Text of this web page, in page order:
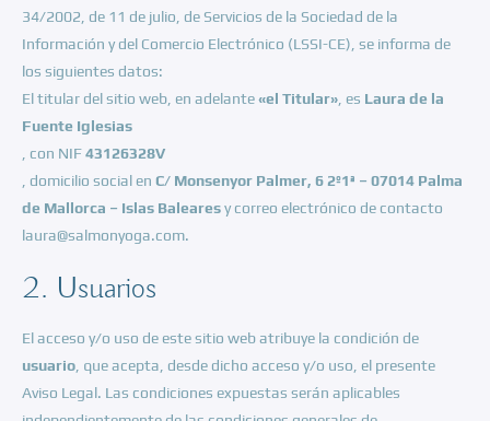
34/2002, de 11 de julio, de Servicios de la Sociedad de la
Información y del Comercio Electrónico (LSSI-CE), se informa de
los siguientes datos:
El titular del sitio web, en adelante«el Titular», es Laura de la
Fuente Iglesias
, con NIF43126328V
, domicilio social en C/ Monsenyor Palmer, 6 2º1ª – 07014 Palma
de Mallorca – Islas Balearesy correo electrónico de contacto
laura@salmonyoga.com.
2. Usuarios
El acceso y/o uso de este sitio web atribuye la condición de
usuario, que acepta, desde dicho acceso y/o uso, el presente
Aviso Legal. Las condiciones expuestas serán aplicables